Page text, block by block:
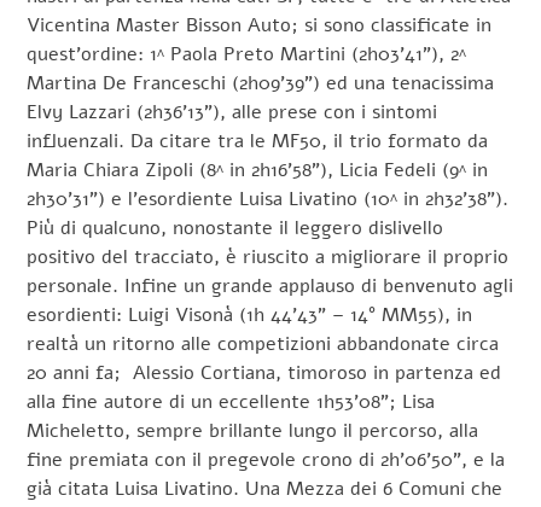
Vicentina Master Bisson Auto; si sono classificate in
quest’ordine: 1^ Paola Preto Martini (2h03’41”), 2^
Martina De Franceschi (2h09’39”) ed una tenacissima
Elvy Lazzari (2h36’13”), alle prese con i sintomi
influenzali. Da citare tra le MF50, il trio formato da
Maria Chiara Zipoli (8^ in 2h16’58”), Licia Fedeli (9^ in
2h30’31”) e l’esordiente Luisa Livatino (10^ in 2h32’38”).
Più di qualcuno, nonostante il leggero dislivello
positivo del tracciato, è riuscito a migliorare il proprio
personale. Infine un grande applauso di benvenuto agli
esordienti: Luigi Visonà (1h 44’43” – 14° MM55), in
realtà un ritorno alle competizioni abbandonate circa
20 anni fa; Alessio Cortiana, timoroso in partenza ed
alla fine autore di un eccellente 1h53’08”; Lisa
Micheletto, sempre brillante lungo il percorso, alla
fine premiata con il pregevole crono di 2h’06’50”, e la
già citata Luisa Livatino. Una Mezza dei 6 Comuni che